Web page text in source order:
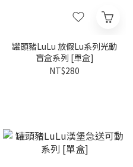
罐頭豬LuLu 放假Lu系列光動
盲盒系列 [單盒]
NT$280